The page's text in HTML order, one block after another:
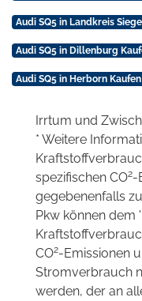
Audi SQ5 in Landkreis
Audi SQ5 in Dillenburg
Audi SQ5 in Herborn
Irrtum und
* Weitere
spezifischen CO2-
gegebenenfalls
Pkw können dem
CO2-Emissionen
Stromverbrauch
werden, der an